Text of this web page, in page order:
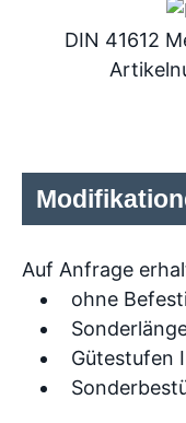
DIN 41612
Auf Anfrage
ohne
Gütestufen